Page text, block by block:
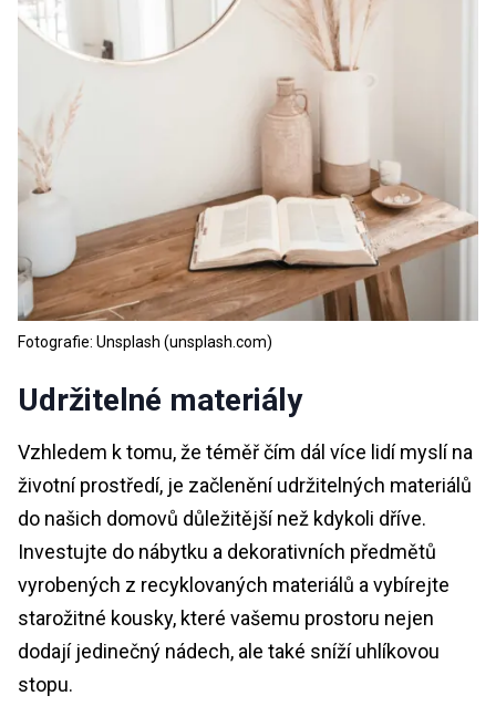
Fotografie: Unsplash (unsplash.com)
Udržitelné materiály
Vzhledem k tomu, že téměř čím dál více lidí myslí na
životní prostředí, je začlenění udržitelných materiálů
do našich domovů důležitější než kdykoli dříve.
Investujte do nábytku a dekorativních předmětů
vyrobených z recyklovaných materiálů a vybírejte
starožitné kousky, které vašemu prostoru nejen
dodají jedinečný nádech, ale také sníží uhlíkovou
stopu.